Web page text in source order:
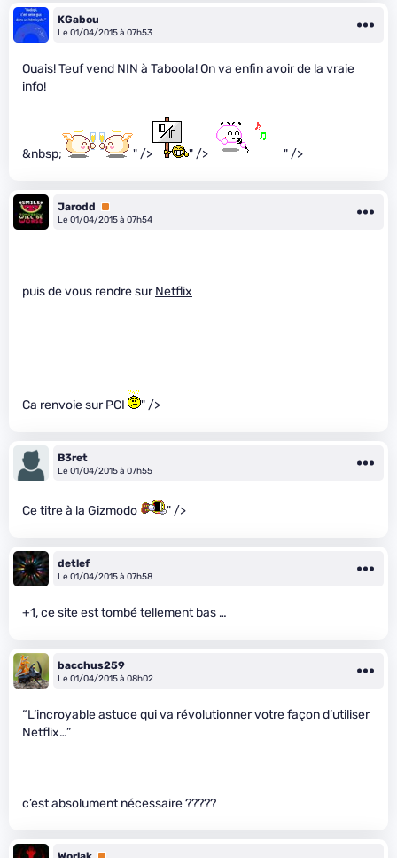
KGabou
Le 01/04/2015 à 07h53
Ouais! Teuf vend NIN à Taboola! On va enfin avoir de la vraie
info!
&nbsp; " /> " /> " />
Jarodd
Premium
Le 01/04/2015 à 07h54
puis de vous rendre surNetflix
Ca renvoie sur PCI " />
B3ret
Le 01/04/2015 à 07h55
Ce titre à la Gizmodo " />
detlef
Le 01/04/2015 à 07h58
+1, ce site est tombé tellement bas …
bacchus259
Le 01/04/2015 à 08h02
“L’incroyable astuce qui va révolutionner votre façon d’utiliser
Netflix…”
c’est absolument nécessaire ?????